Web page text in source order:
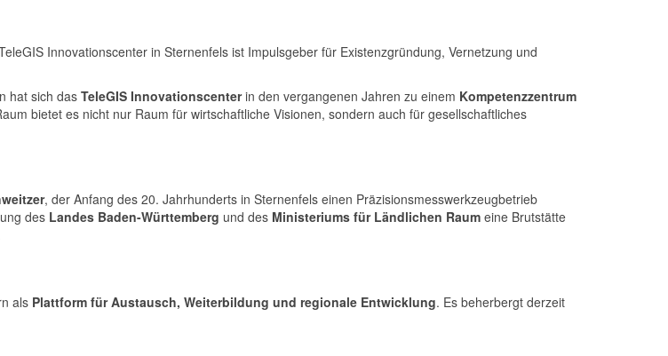
Innovationscenter in Sternenfels ist Impulsgeber für Existenzgründung, Vernetzung und
hat sich das TeleGIS Innovationscenterin den vergangenen Jahren zu einem Kompetenzzentrum
bietet es nicht nur Raum für wirtschaftliche Visionen, sondern auch für gesellschaftliches
, der Anfang des 20. Jahrhunderts in Sternenfels einen Präzisionsmesswerkzeugbetrieb
des Landes Baden-Württemberg und des Ministeriums für Ländlichen Raum eine Brutstätte
als Plattform für Austausch, Weiterbildung und regionale Entwicklung. Es beherbergt derzeit